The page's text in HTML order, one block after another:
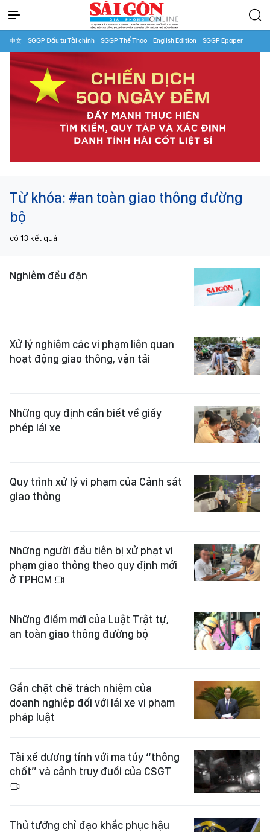
中文 SGGP Đầu tư Tài chính SGGP Thể Thao English Edition SGGP Epaper
Từ khóa: #an toàn giao thông đường
bộ
có 13 kết quả
Nghiêm đều đặn
Xử lý nghiêm các vi phạm liên quan
hoạt động giao thông, vận tải
Những quy định cần biết về giấy
phép lái xe
Quy trình xử lý vi phạm của Cảnh sát
giao thông
Những người đầu tiên bị xử phạt vi
phạm giao thông theo quy định mới
ở TPHCM
Những điểm mới của Luật Trật tự,
an toàn giao thông đường bộ
Gắn chặt chẽ trách nhiệm của
doanh nghiệp đối với lái xe vi phạm
pháp luật
Tài xế dương tính với ma túy “thông
chốt” và cảnh truy đuổi của CSGT
Thủ tướng chỉ đạo khắc phục hậu